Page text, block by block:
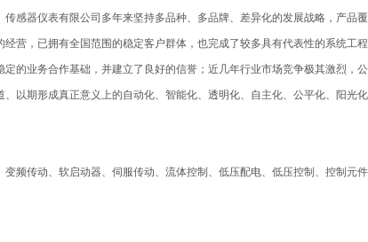
传感器仪表有限公司多年来坚持多品种、多品牌、差异化的发展战略，产品
经营，已拥有全国范围的稳定客户群体，也完成了较多具有代表性的系统工
定的业务合作基础，并建立了良好的信誉；近几年行业市场竞争极其激烈，
、以期形成真正意义上的自动化、智能化、透明化、自主化、公平化、阳光
变频传动、软启动器、伺服传动、流体控制、低压配电、低压控制、控制元